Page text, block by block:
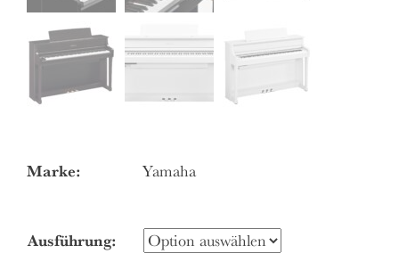
Marke: Yamaha
Ausführung